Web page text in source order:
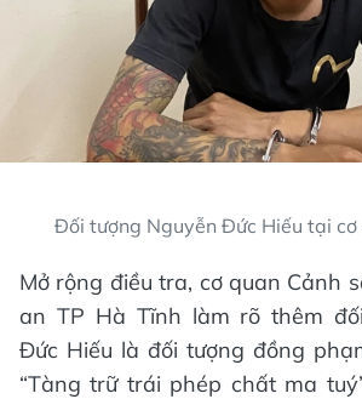
Đối tượng Nguyễn Đức Hiếu tại
Mở rộng điều tra, cơ quan Cảnh
an TP Hà Tĩnh làm rõ thêm
Đức Hiếu là đối tượng đồng
“Tàng trữ trái phép chất ma